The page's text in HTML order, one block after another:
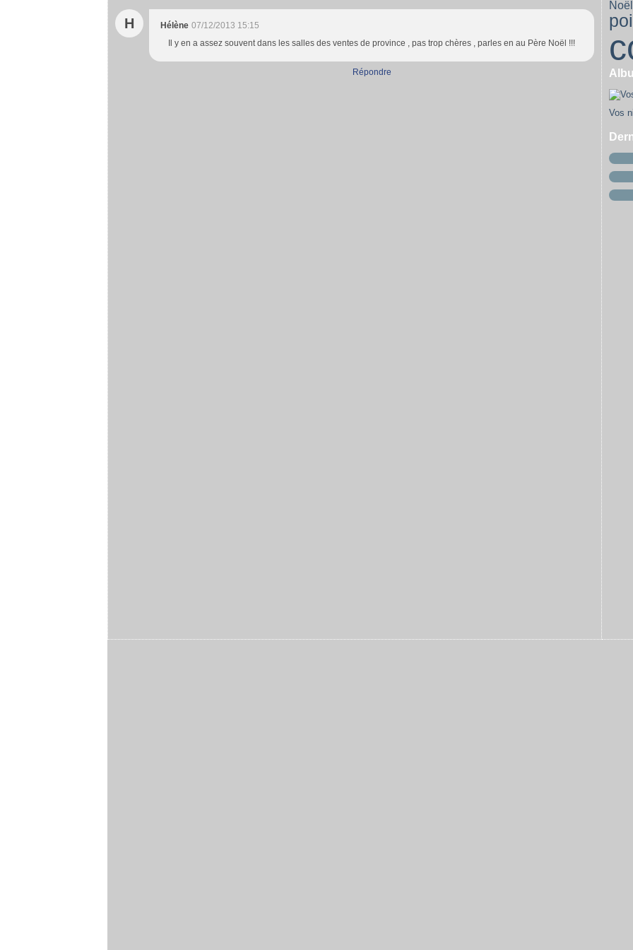
H Hélène 07/12/2013 15:15
Il y en a assez souvent dans les salles des ventes de province , pas trop chères , parles en au Père Noël !!!
Répondre
Noël
Vos